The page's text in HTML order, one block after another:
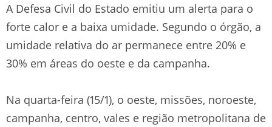
A Defesa Civil do Estado emitiu um alerta para o
forte calor e a baixa umidade. Segundo o órgão, a
umidade relativa do ar permanece entre 20% e
30% em áreas do oeste e da campanha.
Na quarta-feira (15/1), o oeste, missões, noroeste,
campanha, centro, vales e região metropolitana de